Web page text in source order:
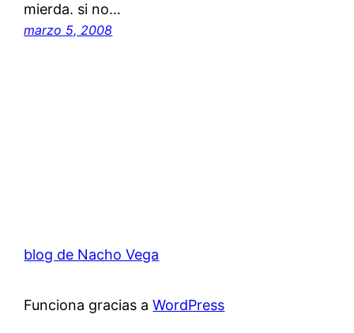
mierda. si no…
marzo 5, 2008
blog de Nacho Vega
Funciona gracias aWordPress